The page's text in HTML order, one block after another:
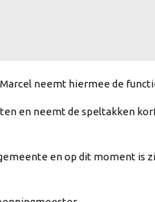
neemt hiermee de
en neemt de speltakken
en op dit moment is